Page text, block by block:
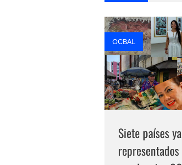
OCBAL
Siete países